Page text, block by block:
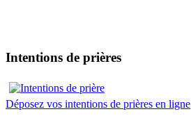
Intentions de prières
Déposez vos intentions de prières en ligne